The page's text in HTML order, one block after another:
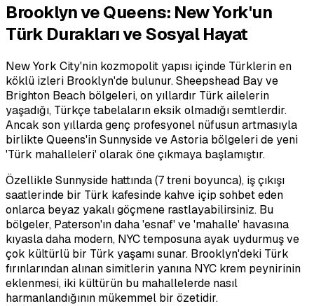
Brooklyn ve Queens: New York'un
Türk Durakları ve Sosyal Hayat
New York City'nin kozmopolit yapısı içinde Türklerin en
köklü izleri Brooklyn'de bulunur. Sheepshead Bay ve
Brighton Beach bölgeleri, on yıllardır Türk ailelerin
yaşadığı, Türkçe tabelaların eksik olmadığı semtlerdir.
Ancak son yıllarda genç profesyonel nüfusun artmasıyla
birlikte Queens'in Sunnyside ve Astoria bölgeleri de yeni
'Türk mahalleleri' olarak öne çıkmaya başlamıştır.
Özellikle Sunnyside hattında (7 treni boyunca), iş çıkışı
saatlerinde bir Türk kafesinde kahve içip sohbet eden
onlarca beyaz yakalı göçmene rastlayabilirsiniz. Bu
bölgeler, Paterson'ın daha 'esnaf' ve 'mahalle' havasına
kıyasla daha modern, NYC temposuna ayak uydurmuş ve
çok kültürlü bir Türk yaşamı sunar. Brooklyn'deki Türk
fırınlarından alınan simitlerin yanına NYC krem peynirinin
eklenmesi, iki kültürün bu mahallelerde nasıl
harmanlandığının mükemmel bir özetidir.